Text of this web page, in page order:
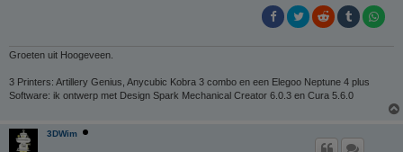
Groeten uit Hoogeveen.
3 Printers: Artillery Genius, Anycubic Kobra 3 combo en een Elegoo Neptune 4 plus
Software: ik ontwerp met Design Spark Mechanical Creator 6.0.3 en Cura 5.6.0
3DWim